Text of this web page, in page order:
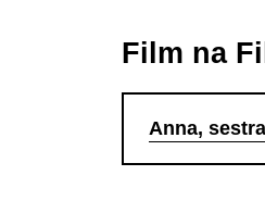
Film na
Anna,